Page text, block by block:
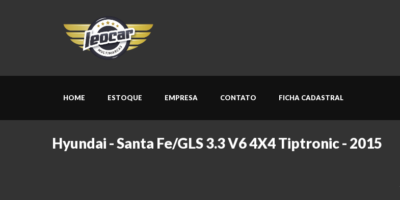
HOME ESTOQUE EMPRESA CONTATO FICHA CADASTRAL
Hyundai - Santa Fe/GLS 3.3 V6 4X4 Tiptronic - 2015